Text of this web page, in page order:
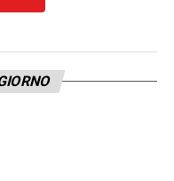
del Napoli non
ha ripreso a
potenzialità